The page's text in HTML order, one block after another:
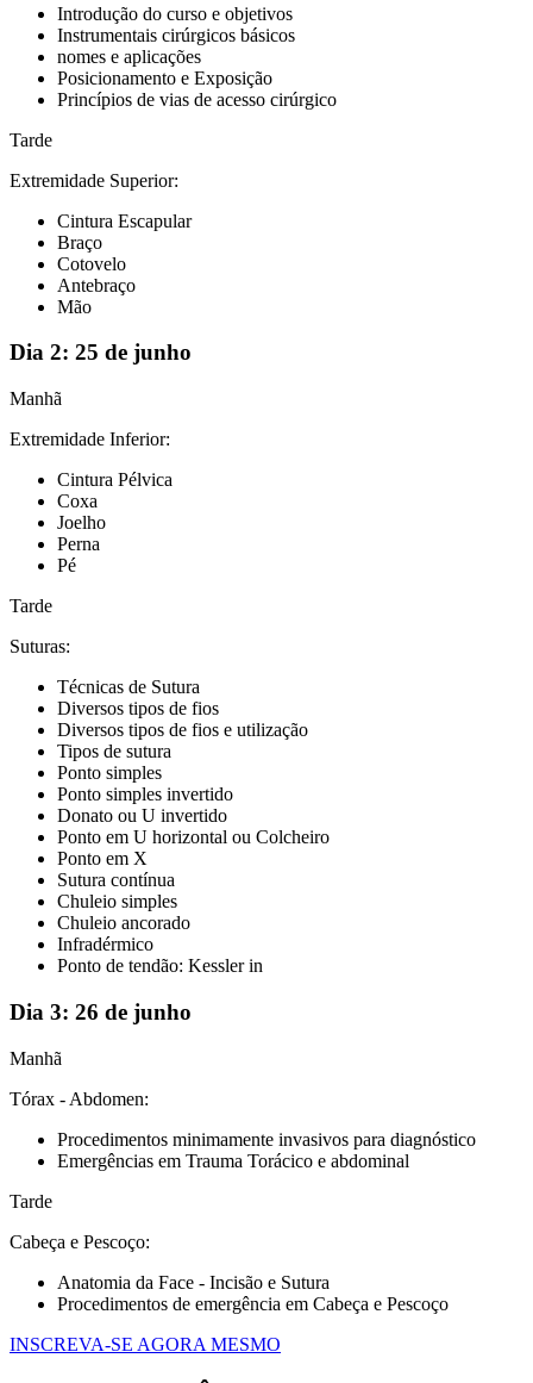
Introdução do curso e objetivos
Instrumentais cirúrgicos básicos
nomes e aplicações
Posicionamento e Exposição
Princípios de vias de acesso cirúrgico
Tarde
Extremidade Superior:
Cintura Escapular
Braço
Cotovelo
Antebraço
Mão
Dia 2: 25 de junho
Manhã
Extremidade Inferior:
Cintura Pélvica
Coxa
Joelho
Perna
Pé
Tarde
Suturas:
Técnicas de Sutura
Diversos tipos de fios
Diversos tipos de fios e utilização
Tipos de sutura
Ponto simples
Ponto simples invertido
Donato ou U invertido
Ponto em U horizontal ou Colcheiro
Ponto em X
Sutura contínua
Chuleio simples
Chuleio ancorado
Infradérmico
Ponto de tendão: Kessler in
Dia 3: 26 de junho
Manhã
Tórax - Abdomen:
Procedimentos minimamente invasivos para diagnóstico
Emergências em Trauma Torácico e abdominal
Tarde
Cabeça e Pescoço:
Anatomia da Face - Incisão e Sutura
Procedimentos de emergência em Cabeça e Pescoço
INSCREVA-SE AGORA MESMO